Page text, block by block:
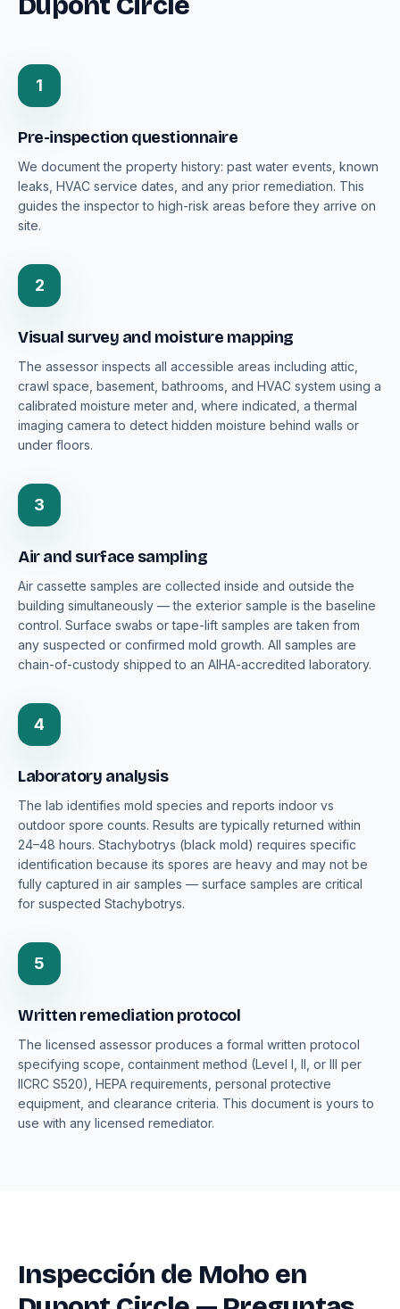
1
Pre-inspection questionnaire
We document the property history: past water events, known
leaks, HVAC service dates, and any prior remediation. This
guides the inspector to high-risk areas before they arrive on
site.
2
Visual survey and moisture mapping
The assessor inspects all accessible areas including attic,
crawl space, basement, bathrooms, and HVAC system using a
calibrated moisture meter and, where indicated, a thermal
imaging camera to detect hidden moisture behind walls or
under floors.
3
Air and surface sampling
Air cassette samples are collected inside and outside the
building simultaneously — the exterior sample is the baseline
control. Surface swabs or tape-lift samples are taken from
any suspected or confirmed mold growth. All samples are
chain-of-custody shipped to an AIHA-accredited laboratory.
4
Laboratory analysis
The lab identifies mold species and reports indoor vs
outdoor spore counts. Results are typically returned within
24–48 hours. Stachybotrys (black mold) requires specific
identification because its spores are heavy and may not be
fully captured in air samples — surface samples are critical
for suspected Stachybotrys.
5
Written remediation protocol
The licensed assessor produces a formal written protocol
specifying scope, containment method (Level I, II, or III per
IICRC S520), HEPA requirements, personal protective
equipment, and clearance criteria. This document is yours to
use with any licensed remediator.
Inspección de Moho en